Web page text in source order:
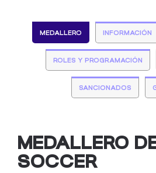
MEDALLERO INFORMACIÓN
ROLES Y PROGRAMACIÓN
SANCIONADOS
MEDALLERO
SOCCER